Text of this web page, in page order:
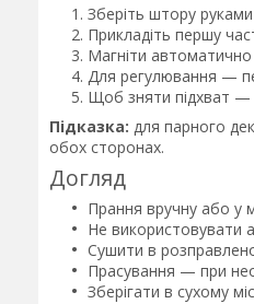
Зберіть штору
Прикладіть першу
Магніти
Для регулювання —
Щоб зняти підхват —
Підказка: для парного
обох сторонах.
Догляд
Прання вручну або у
Не використовувати
Сушити в
Прасування — при
Зберігати в сухому